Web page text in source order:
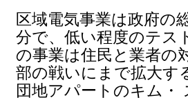
区域電気事業は政府の
分で、低い程度のテス
の事業は住民と業者の
部の戦いにまで拡大す
団地アパートのキム・